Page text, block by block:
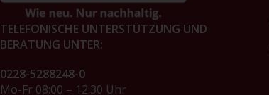
TELEFONISCHE UNTERSTÜTZUNG UND
BERATUNG UNTER:
0228-5288248-0
Mo-Fr 08:00 – 12:30 Uhr